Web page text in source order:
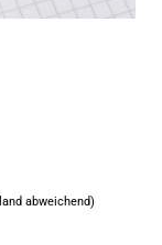
abweichend)